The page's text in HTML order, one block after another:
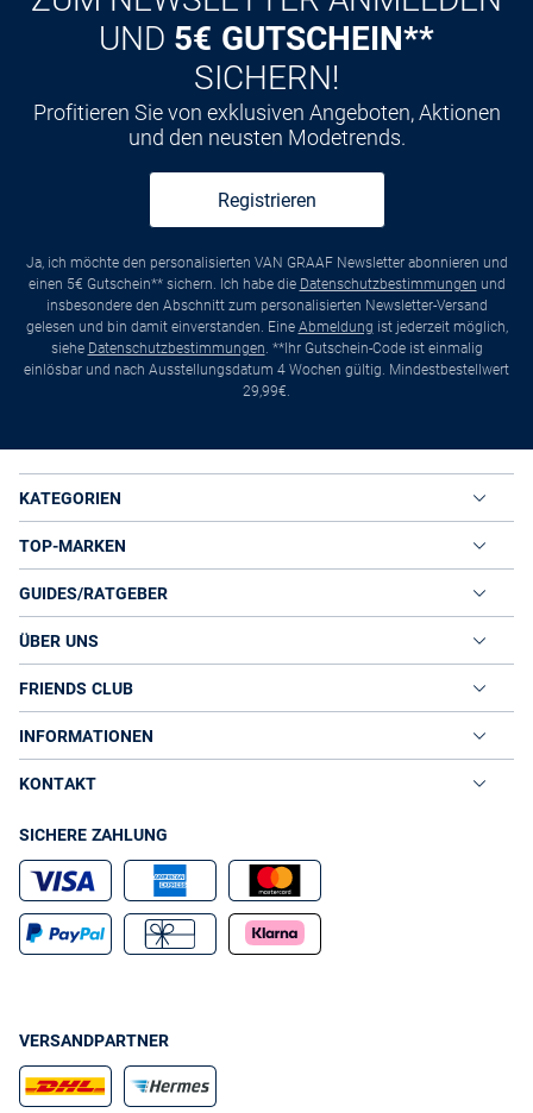
UND 5€ GUTSCHEIN**
SICHERN!
Profitieren Sie von exklusiven Angeboten, Aktionen
und den neusten Modetrends.
Registrieren
Ja, ich möchte den personalisierten VAN GRAAF Newsletter abonnieren und
einen 5€ Gutschein** sichern. Ich habe die Datenschutzbestimmungen und
insbesondere den Abschnitt zum personalisierten Newsletter-Versand
gelesen und bin damit einverstanden. Eine Abmeldung ist jederzeit möglich,
siehe Datenschutzbestimmungen. **Ihr Gutschein-Code ist einmalig
einlösbar und nach Ausstellungsdatum 4 Wochen gültig. Mindestbestellwert
29,99€.
KATEGORIEN
TOP-MARKEN
GUIDES/RATGEBER
ÜBER UNS
FRIENDS CLUB
INFORMATIONEN
KONTAKT
SICHERE ZAHLUNG
VERSANDPARTNER